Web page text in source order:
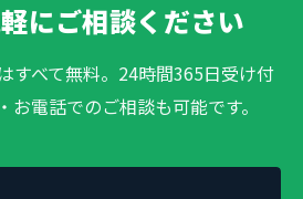
にご相談ください
すべて無料。24時間365日受け付
お電話でのご相談も可能です。